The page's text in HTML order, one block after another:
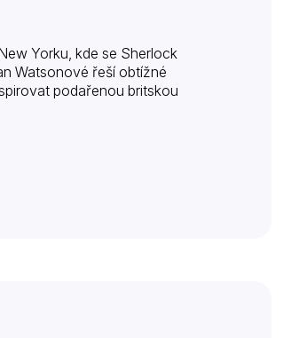
Yorku, kde se Sherlock
Watsonové řeší obtížné
podařenou britskou